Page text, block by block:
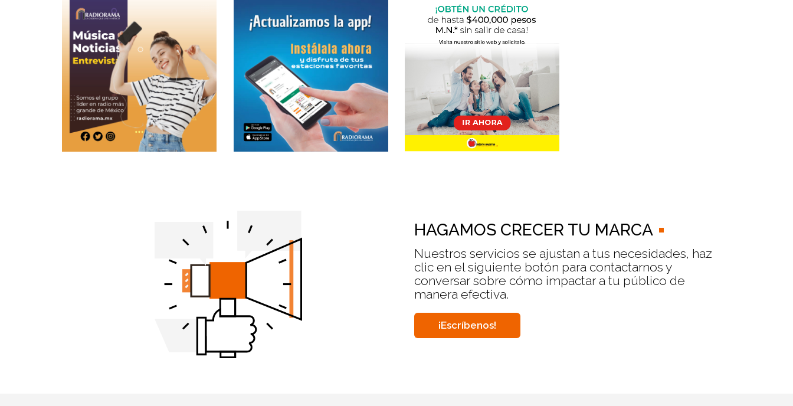
HAGAMOS CRECER TU MARCA
Nuestros servicios se ajustan a tus necesidades, haz
clic en el siguiente botón para contactarnos y
conversar sobre cómo impactar a tu público de
manera efectiva.
¡Escríbenos!